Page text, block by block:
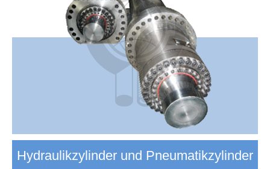
Hydraulikzylinder und Pneumatikzylinder